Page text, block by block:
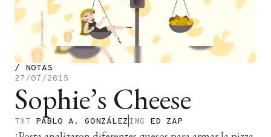
/ NOTAS
27/07/2015
Sophie’s Cheese
TXT PABLO A. GONZÁLEZ IMG ED ZAP